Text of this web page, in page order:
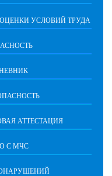
УСЛОВИЙ ТРУДА
АТТЕСТАЦИЯ
С МЧС